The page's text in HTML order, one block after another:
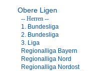
Obere Ligen
-- Herren --
1. Bundesliga
2. Bundesliga
3. Liga
Regionalliga Bayern
Regionalliga Nord
Regionalliga Nordost